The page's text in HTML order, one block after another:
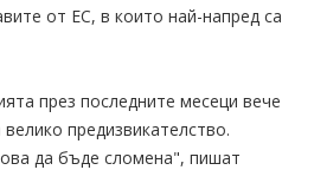
от ЕС, в които най-напред са
през последните месеци вече
предизвикателство.
да бъде сломена", пишат